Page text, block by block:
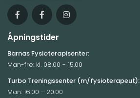
Åpningstider
Barnas Fysioterapisenter:
Man-fre: kl. 08.00 - 15.00
Turbo Treningssenter (m/fysioterapeut):
Man: 16.00 - 20.00